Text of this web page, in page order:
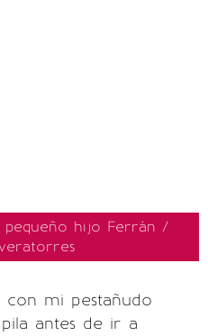
pequeño hijo Ferrán /
con mi pestañudo
antes de ir a